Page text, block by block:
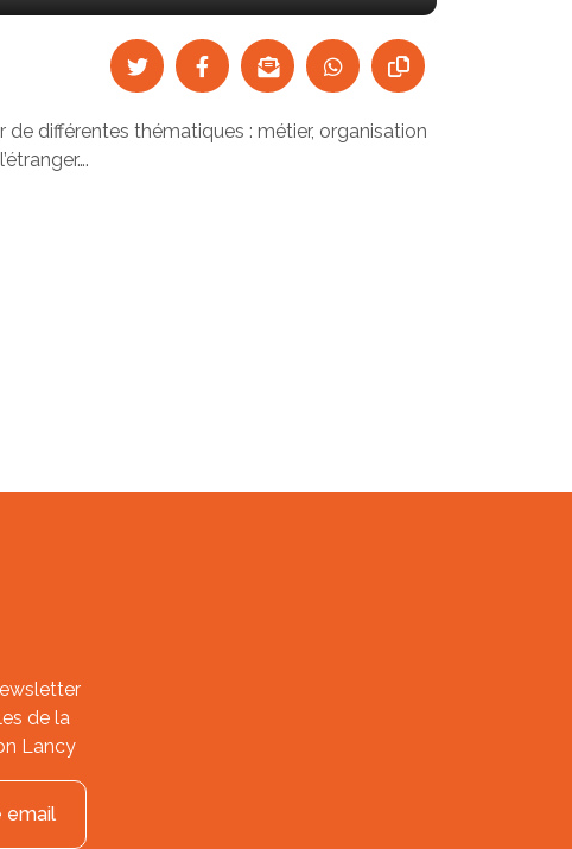
de différentes thématiques : métier, organisation
de la
Lancy
email